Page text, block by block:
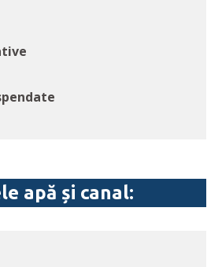
apă și canal: